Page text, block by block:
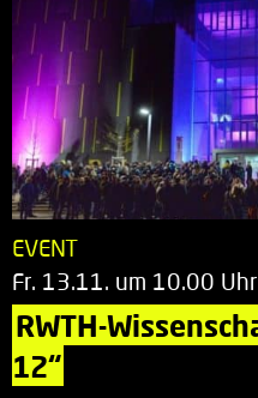
EVENT
Fr. 13.11. um 10.00 Uhr
RWTH-
12“